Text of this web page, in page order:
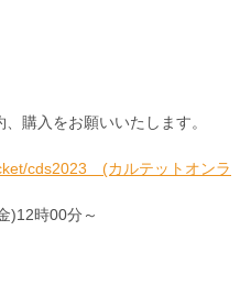
購入をお願いいたします。
cds2023 (カルテットオンラ
)12時00分～